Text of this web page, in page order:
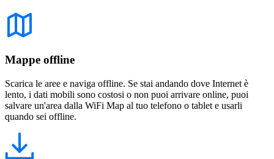
Mappe offline
Scarica le aree e naviga offline. Se stai andando dove Internet è
lento, i dati mobili sono costosi o non puoi arrivare online, puoi
salvare un'area dalla WiFi Map al tuo telefono o tablet e usarli
quando sei offline.